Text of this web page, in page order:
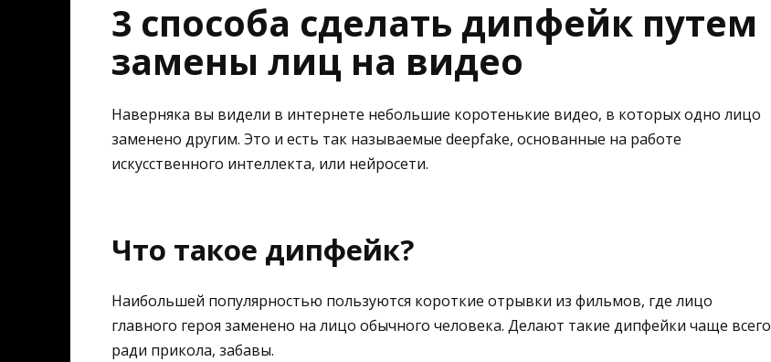
3 способа сделать дипфейк путем
замены лиц на видео
Наверняка вы видели в интернете небольшие коротенькие видео, в которых одно лицо
заменено другим. Это и есть так называемые deepfake, основанные на работе
искусственного интеллекта, или нейросети.
Что такое дипфейк?
Наибольшей популярностью пользуются короткие отрывки из фильмов, где лицо
главного героя заменено на лицо обычного человека. Делают такие дипфейки чаще всего
ради прикола, забавы.